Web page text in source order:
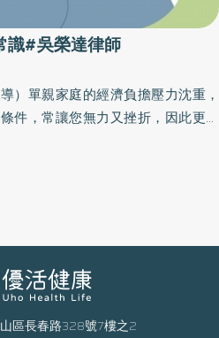
識#吳榮達律師
）單親家庭的經濟負擔壓力沈重，
件，常讓您無力又挫折，因此更需
本活動前請先洽詢主辦單位再做確
請自備喝水容器。講座場地禁止飲
事先報名，額滿為止，名稱：單親
區長春路328號7樓之2